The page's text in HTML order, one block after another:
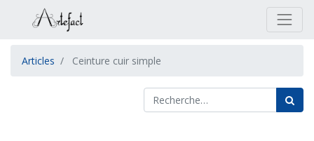
Articles Ceinture cuir simple